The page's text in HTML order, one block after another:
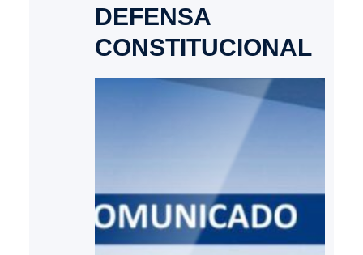
DEFENSA
CONSTITUCIONAL